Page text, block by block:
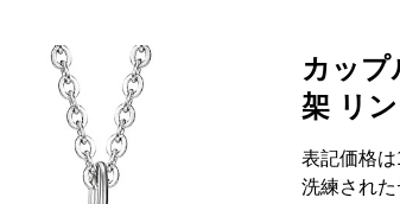
カッ
架 リ
表記価格は
洗練され